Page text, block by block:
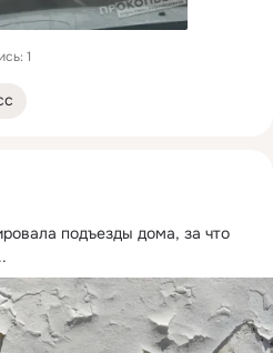
1
подъезды дома, за что